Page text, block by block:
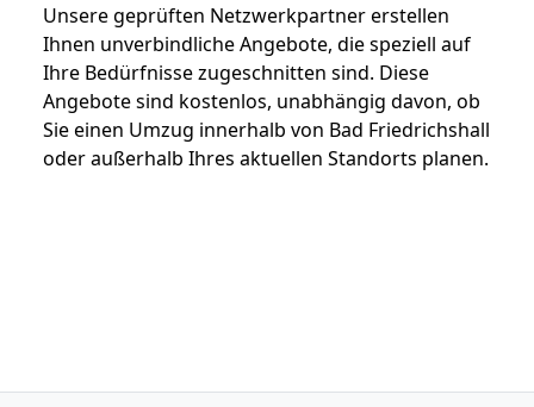
Unsere geprüften Netzwerkpartner erstellen
Ihnen unverbindliche Angebote, die speziell auf
Ihre Bedürfnisse zugeschnitten sind. Diese
Angebote sind kostenlos, unabhängig davon, ob
Sie einen Umzug innerhalb von Bad Friedrichshall
oder außerhalb Ihres aktuellen Standorts planen.